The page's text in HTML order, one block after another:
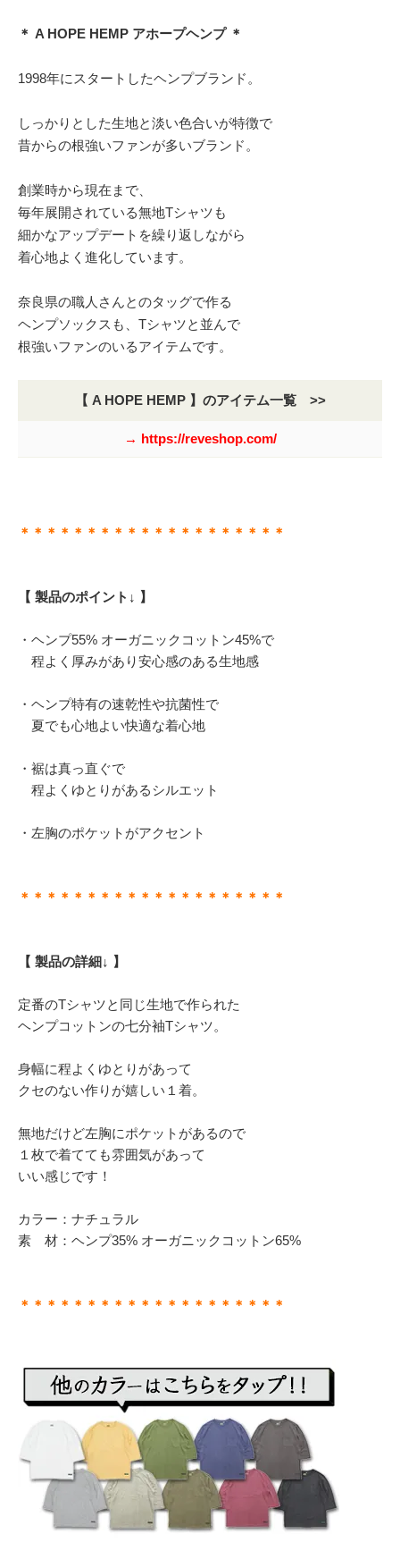
＊ A HOPE HEMP アホープヘンプ ＊
1998年にスタートしたヘンプブランド。
しっかりとした生地と淡い色合いが特徴で
昔からの根強いファンが多いブランド。
創業時から現在まで、
毎年展開されている無地Tシャツも
細かなアップデートを繰り返しながら
着心地よく進化しています。
奈良県の職人さんとのタッグで作る
ヘンプソックスも、Tシャツと並んで
根強いファンのいるアイテムです。
【 A HOPE HEMP 】のアイテム一覧 >>
→ https://reveshop.com/
＊＊＊＊＊＊＊＊＊＊＊＊＊＊＊＊＊＊＊＊
【 製品のポイント↓ 】
・ヘンプ55% オーガニックコットン45%で
程よく厚みがあり安心感のある生地感
・ヘンプ特有の速乾性や抗菌性で
夏でも心地よい快適な着心地
・裾は真っ直ぐで
程よくゆとりがあるシルエット
・左胸のポケットがアクセント
＊＊＊＊＊＊＊＊＊＊＊＊＊＊＊＊＊＊＊＊
【 製品の詳細↓ 】
定番のTシャツと同じ生地で作られた
ヘンプコットンの七分袖Tシャツ。
身幅に程よくゆとりがあって
クセのない作りが嬉しい１着。
無地だけど左胸にポケットがあるので
１枚で着てても雰囲気があって
いい感じです！
カラー：ナチュラル
素 材：ヘンプ35% オーガニックコットン65%
＊＊＊＊＊＊＊＊＊＊＊＊＊＊＊＊＊＊＊＊